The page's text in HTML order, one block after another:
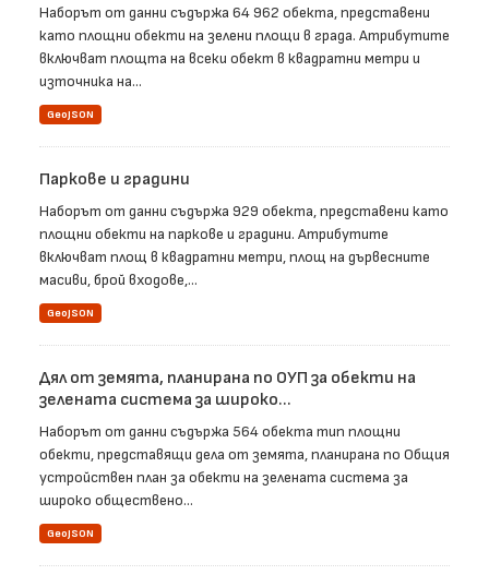
Наборът от данни съдържа 64 962 обекта, представени
като площни обекти на зелени площи в града. Атрибутите
включват площта на всеки обект в квадратни метри и
източника на...
GeoJSON
Паркове и градини
Наборът от данни съдържа 929 обекта, представени като
площни обекти на паркове и градини. Атрибутите
включват площ в квадратни метри, площ на дървесните
масиви, брой входове,...
GeoJSON
Дял от земята, планирана по ОУП за обекти на
зелената система за широко...
Наборът от данни съдържа 564 обекта тип площни
обекти, представящи дела от земята, планирана по Общия
устройствен план за обекти на зелената система за
широко обществено...
GeoJSON